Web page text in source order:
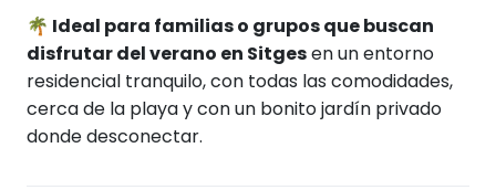
🌴 Ideal para familias o grupos que buscan
disfrutar del verano en Sitgesen un entorno
residencial tranquilo, con todas las comodidades,
cerca de la playa y con un bonito jardín privado
donde desconectar.